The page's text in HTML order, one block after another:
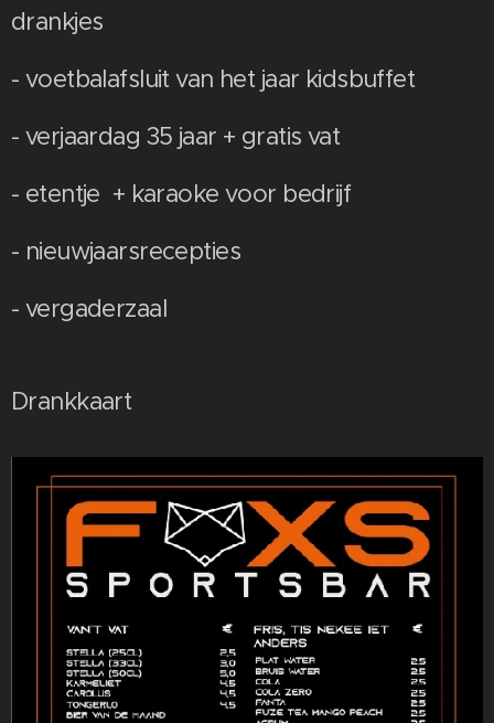
drankjes
- voetbalafsluit van het jaar kidsbuffet
- verjaardag 35 jaar + gratis vat
- etentje + karaoke voor bedrijf
- nieuwjaarsrecepties
- vergaderzaal
Drankkaart